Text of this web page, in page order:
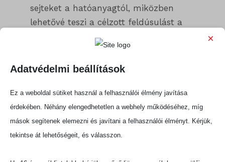
sejteket a hatóanyagtól, miközben
lehetővé teszi a célzott feldúsulást a
daganatban. Így született meg a
– közölte dr. Tóth Szilárd, aki a LiPyDau
Dr. Füredi András, a tanulmány egyik szerzője
úgy véli, hogy mindez nem csupán egy hatékony
készítmény, hanem ez az egyik leghatékonyabb
Adatvédelmi beállítások
×
Ez a weboldal sütiket használ a felhasználói élmény javítása
érdekében. Néhány elengedhetetlen a webhely működéséhez, míg
mások segítenek elemezni és javítani a felhasználói élményt. Kérjük,
tekintse át lehetőségeit, és válasszon.